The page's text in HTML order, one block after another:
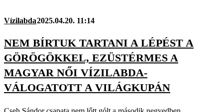
Vízilabda2025.04.20. 11:14
NEM BÍRTUK TARTANI A LÉPÉST A
GÖRÖGÖKKEL, EZÜSTÉRMES A
MAGYAR NŐI VÍZILABDA-
VÁLOGATOTT A VILÁGKUPÁN